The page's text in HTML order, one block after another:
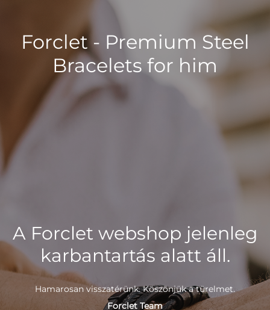
Forclet - Premium Steel
Bracelets for him
A Forclet webshop jelenleg
karbantartás alatt áll.
Hamarosan visszatérünk. Köszönjük a türelmet.
Forclet Team